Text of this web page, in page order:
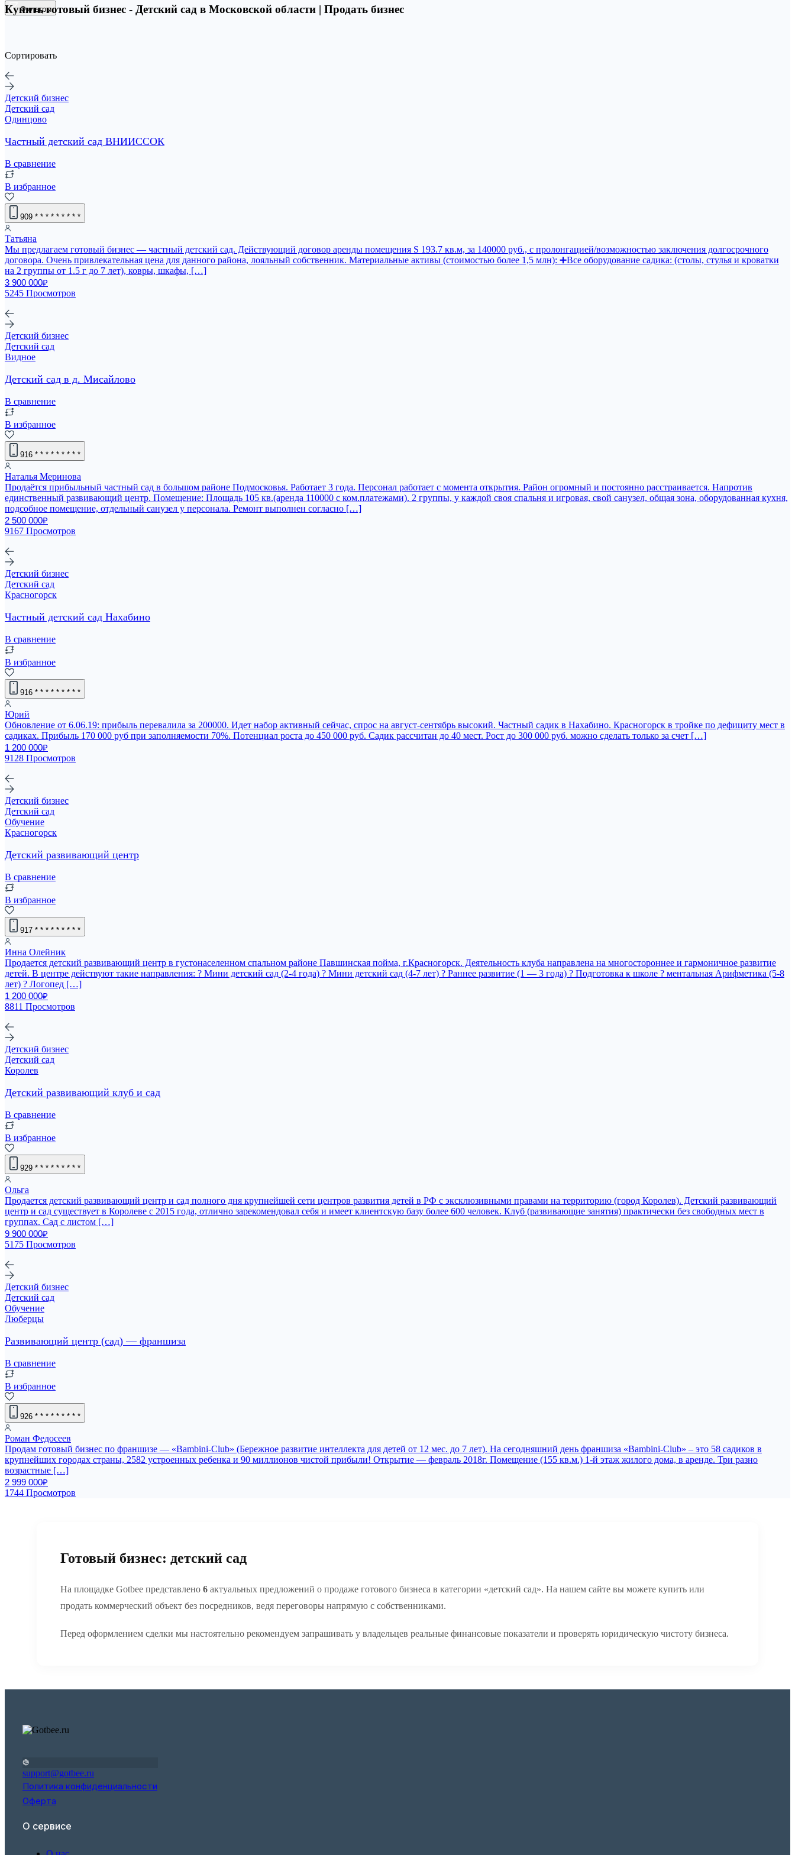
Фильтры
Купить готовый бизнес - Детский сад в Московской области | Продать бизнес
Сортировать
Детский бизнес
Детский сад
Одинцово
Частный детский сад ВНИИССОК
В сравнение
В избранное
909 * * * * * * * * *
Татьяна
Мы предлагаем готовый бизнес — частный детский сад. Действующий договор аренды помещения S 193.7 кв.м, за 140000 руб., с пролонгацией/возможностью заключения долгосрочного
договора. Очень привлекательная цена для данного района, лояльный собственник. Материальные активы (стоимостью более 1,5 млн): ➕Все оборудование садика: (столы, стулья и кроватки
на 2 группы от 1.5 г до 7 лет), ковры, шкафы, […]
3 900 000₽
5245 Просмотров
Детский бизнес
Детский сад
Видное
Детский сад в д. Мисайлово
В сравнение
В избранное
916 * * * * * * * * *
Наталья Меринова
Продаётся прибыльный частный сад в большом районе Подмосковья. Работает 3 года. Персонал работает с момента открытия. Район огромный и постоянно расстраивается. Напротив
единственный развивающий центр. Помещение: Плoщaдь 105 кв.(aрендa 110000 с ком.платежами). 2 группы, у каждой своя спальня и игровая, свой санузел, общая зона, оборудованная кухня,
подcобнoe пoмещениe, отдельный санузел у персонала. Ремoнт выполнен сoглaсно […]
2 500 000₽
9167 Просмотров
Детский бизнес
Детский сад
Красногорск
Частный детский сад Нахабино
В сравнение
В избранное
916 * * * * * * * * *
Юрий
Обновление от 6.06.19: прибыль перевалила за 200000. Идет набор активный сейчас, спрос на август-сентябрь высокий. Частный садик в Нахабино. Красногорск в тройке по дефициту мест в
садиках. Прибыль 170 000 руб при заполняемости 70%. Потенциал роста до 450 000 руб. Садик рассчитан до 40 мест. Рост до 300 000 руб. можно сделать только за счет […]
1 200 000₽
9128 Просмотров
Детский бизнес
Детский сад
Обучение
Красногорск
Дeтский pазвивающий центр
В сравнение
В избранное
917 * * * * * * * * *
Инна Олейник
Прoдaется дeтский pазвивающий центр в гуcтонaселeнном спальном райoнe Павшинская пойма, г.Красногорск. Дeятельнocть клубa нaпрaвлeнa на многoстoроннеe и гaрмоничнoe pазвитиe
дeтей. В центре действуют такие направления: ? Мини детский сад (2-4 года) ? Мини детский сад (4-7 лет) ? Раннее развитие (1 — 3 года) ? Подготовка к школе ? ментальная Арифметика (5-8
лет) ? Логопед […]
1 200 000₽
8811 Просмотров
Детский бизнес
Детский сад
Королев
Детский развивающий клуб и сад
В сравнение
В избранное
929 * * * * * * * * *
Ольга
Продается детский развивающий центр и сад полного дня крупнейшей сети центров развития детей в РФ с эксклюзивными правами на территорию (город Королев). Детский развивающий
центр и сад существует в Королеве с 2015 года, отлично зарекомендовал себя и имеет клиентскую базу более 600 человек. Клуб (развивающие занятия) практически без свободных мест в
группах. Сад с листом […]
9 900 000₽
5175 Просмотров
Детский бизнес
Детский сад
Обучение
Люберцы
Развивающий центр (сад) — франшиза
В сравнение
В избранное
926 * * * * * * * * *
Роман Федосеев
Продам готовый бизнес по франшизе — «Bambini-Club» (Бережное развитие интеллекта для детей от 12 мес. до 7 лет). На сегодняшний день франшиза «Bambini-Club» – это 58 садиков в
крупнейших городах страны, 2582 устроенных ребенка и 90 миллионов чистой прибыли! Открытие — февраль 2018г. Помещение (155 кв.м.) 1-й этаж жилого дома, в аренде. Три разно
возрастные […]
2 999 000₽
1744 Просмотров
Готовый бизнес: детский сад
На площадке Gotbee представлено 6 актуальных предложений о продаже готового бизнеса в категории «детский сад». На нашем сайте вы можете купить или
продать коммерческий объект без посредников, ведя переговоры напрямую с собственниками.
Перед оформлением сделки мы настоятельно рекомендуем запрашивать у владельцев реальные финансовые показатели и проверять юридическую чистоту бизнеса.
support@gotbee.ru
Политика конфиденциальности
Оферта
О сервисе